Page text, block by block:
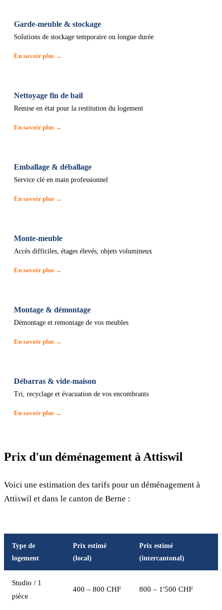
Garde-meuble & stockage
Solutions de stockage temporaire ou longue durée
En savoir plus →
Nettoyage fin de bail
Remise en état pour la restitution du logement
En savoir plus →
Emballage & déballage
Service clé en main professionnel
En savoir plus →
Monte-meuble
Accès difficiles, étages élevés, objets volumineux
En savoir plus →
Montage & démontage
Démontage et remontage de vos meubles
En savoir plus →
Débarras & vide-maison
Tri, recyclage et évacuation de vos encombrants
En savoir plus →
Prix d'un déménagement à Attiswil
Voici une estimation des tarifs pour un déménagement à
Attiswil et dans le canton de Berne :
Type de
logement
Prix estimé
(local)
Prix estimé
(intercantonal)
Studio / 1
pièce
400 – 800 CHF 800 – 1'500 CHF